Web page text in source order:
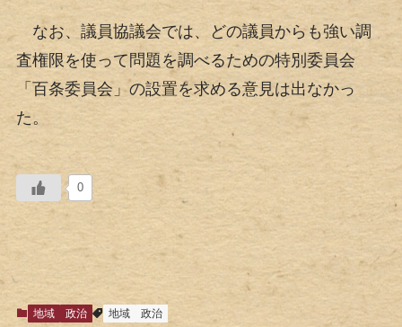
なお、議員協議会では、どの議員からも強い調
査権限を使って問題を調べるための特別委員会
「百条委員会」の設置を求める意見は出なかっ
た。
0
地域 政治 地域 政治